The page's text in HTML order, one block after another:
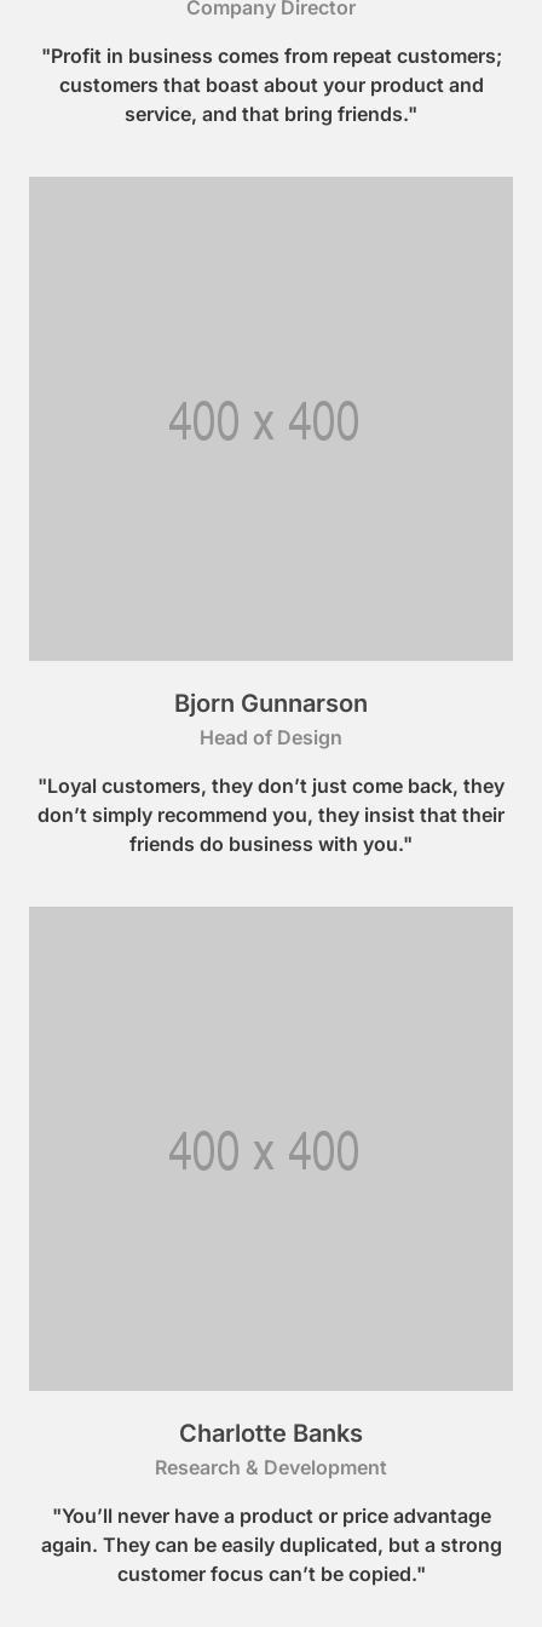
Company Director
"Profit in business comes from repeat customers;
customers that boast about your product and
service, and that bring friends."
Bjorn Gunnarson
Head of Design
"Loyal customers, they don’t just come back, they
don’t simply recommend you, they insist that their
friends do business with you."
Charlotte Banks
Research & Development
"You’ll never have a product or price advantage
again. They can be easily duplicated, but a strong
customer focus can’t be copied."